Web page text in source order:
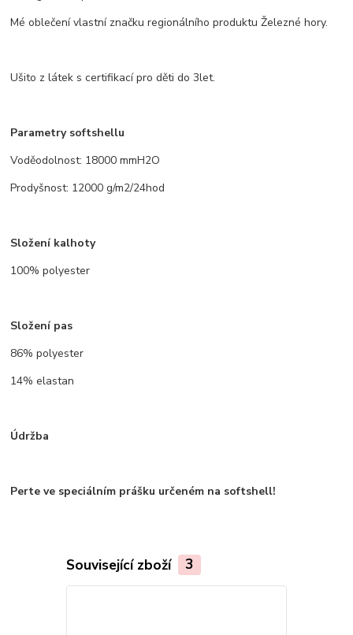
Mé oblečení vlastní značku regionálního produktu Železné hory.
Ušito z látek s certifikací pro děti do 3let.
Parametry softshellu
Voděodolnost: 18000 mmH2O
Prodyšnost: 12000 g/m2/24hod
Složení kalhoty
100% polyester
Složení pas
86% polyester
14% elastan
Údržba
Perte ve speciálním prášku určeném na softshell!
Související zboží 3